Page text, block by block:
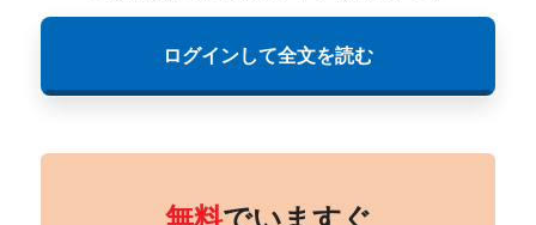
ログインして全文を読む
無料でいますぐ